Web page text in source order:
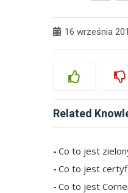
16 września
Related
Co to jest
Co to jest
Co to jest